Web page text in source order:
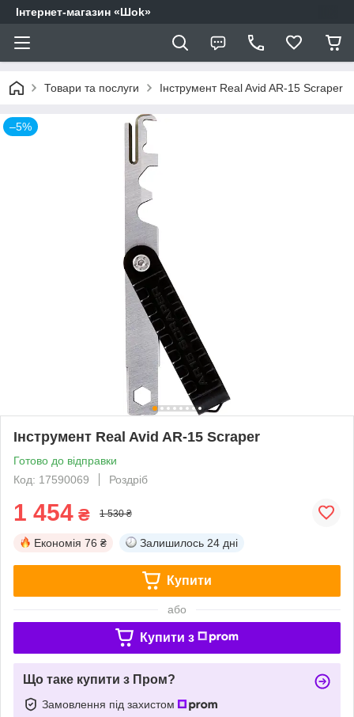
Інтернет-магазин «Шоk»
Товари та послуги Інструмент Real Avid AR-15 Scraper
–5%
Інструмент Real Avid AR-15 Scraper
Готово до відправки
Код: 17590069
Роздріб
1 454 ₴ 1 530 ₴
Економія 76 ₴ Залишилось 24 дні
Купити
або
Купити з
Що таке купити з Пром?
Замовлення під захистом